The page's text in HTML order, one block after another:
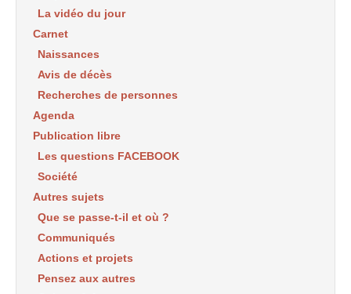
La vidéo du jour
Carnet
Naissances
Avis de décès
Recherches de personnes
Agenda
Publication libre
Les questions FACEBOOK
Société
Autres sujets
Que se passe-t-il et où ?
Communiqués
Actions et projets
Pensez aux autres